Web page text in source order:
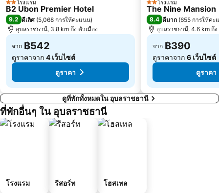
2 ดาวโรงแรม
B2 Ubon Premier Hotel
9.2 ดีเลิศ (5,068 การให้คะแนน)
อุบลราชธานี, 3.8 km ถึง ตัวเมือง
จาก ฿542
ดูราคาจาก 4 เว็บไซต์
ดูราคา
2 ดาวโรงแรม
The Nine Mansion
8.4 ดีมาก (655 การให้คะ
อุบลราชธานี, 4.6 km ถึง
จาก ฿390
ดูราคาจาก 6 เว็บไซต์
ดูราคา
ดูที่พักทั้งหมดใน อุบลราชธานี
ที่พักอื่นๆ ใน อุบลราชธานี
โรงแรม รีสอร์ท โฮสเทล